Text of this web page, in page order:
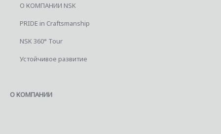
О КОМПАНИИ NSK
PRIDE in Craftsmanship
NSK 360° Tour
Устойчивое развитие
О КОМПАНИИ